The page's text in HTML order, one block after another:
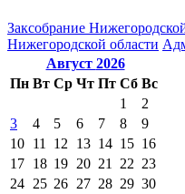
Закcобрание
Нижегородской области
Август 2026
Пн Вт Ср Чт Пт Сб Вс
1
2
3
4 5 6 7 8
9
10 11 12 13 14 15 16
17 18 19 20 21 22 23
24 25 26 27 28 29 30